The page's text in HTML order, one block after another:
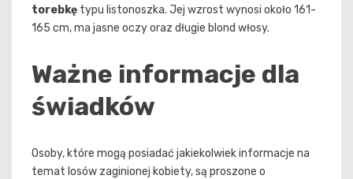
torebkę typu listonoszka. Jej wzrost wynosi około 161-
165 cm, ma jasne oczy oraz długie blond włosy.
Ważne informacje dla
świadków
Osoby, które mogą posiadać jakiekolwiek informacje na
temat losów zaginionej kobiety, są proszone o